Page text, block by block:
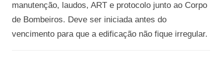
manutenção, laudos, ART e protocolo junto ao Corpo
de Bombeiros. Deve ser iniciada antes do
vencimento para que a edificação não fique irregular.